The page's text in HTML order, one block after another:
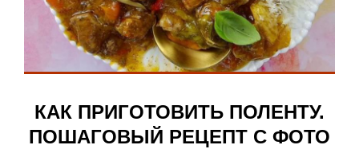
КАК ПРИГОТОВИТЬ ПОЛЕНТУ.
ПОШАГОВЫЙ РЕЦЕПТ С ФОТО